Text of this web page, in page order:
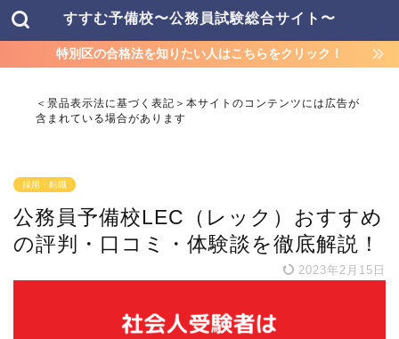
すすむ予備校〜公務員試験総合サイト〜
特別区の合格法を知りたい人はこちらをクリック！
＜景品表示法に基づく表記＞本サイトのコンテンツには広告が
含まれている場合があります
採用・転職
公務員予備校LEC（レック）おすすめ
の評判・口コミ・体験談を徹底解説！
2023年2月15日